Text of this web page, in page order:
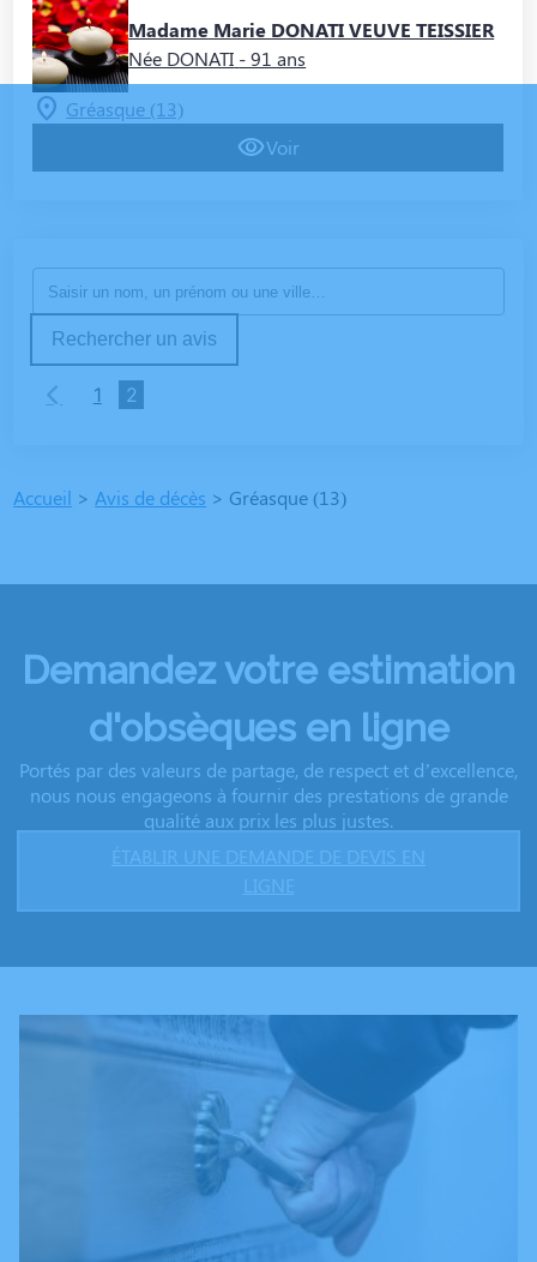
Madame Marie DONATI VEUVE TEISSIER
Née DONATI - 91 ans
Gréasque (13)
Voir
Rechercher un avis
1 2
Accueil > Avis de décès > Gréasque (13)
Demandez votre estimation
d'obsèques en ligne
Portés par des valeurs de partage, de respect et d’excellence,
nous nous engageons à fournir des prestations de grande
qualité aux prix les plus justes.
ÉTABLIR UNE DEMANDE DE DEVIS EN
LIGNE